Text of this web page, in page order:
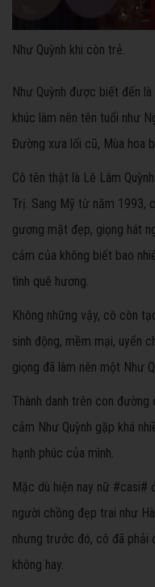
Như Quỳnh khi còn trẻ.
Như Quỳnh được biết đến
khúc làm nên tên tuổi như
Đường xưa lối cũ, Mùa hoa
Cô tên thật là Lê Lâm
Trị. Sang Mỹ từ năm 1993,
gương mặt đẹp, giọng hát
cảm của không biết bao
tình quê hương.
Không những vậy, cô còn
sinh động, mềm mại, uyển
giọng đã làm nên một Như
Thành danh trên con
cảm Như Quỳnh gặp khá
hạnh phúc của mình.
Mặc dù hiện nay nữ #casi#
người chồng đẹp trai như
nhưng trước đó, cô đã phải
không hay.